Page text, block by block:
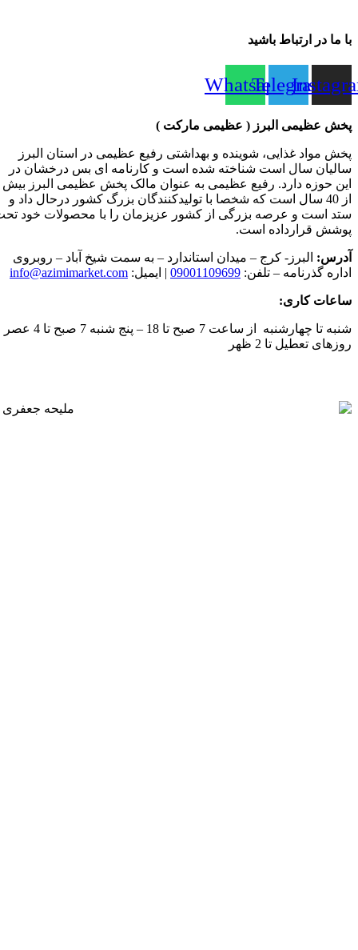
با ما در ارتباط باشید
Telegram
Whatsapp
پخش عظیمی البرز ( عظیمی مارکت )
پخش مواد غذایی، شوینده و بهداشتی رفیع عظیمی در استان البرز
سالیان سال است شناخته شده است و کارنامه ای بس درخشان در
این حوزه دارد. رفیع عظیمی به عنوان مالک پخش عظیمی البرز بیش
از 40 سال است که شخصا با تولیدکنندگان بزرگ کشور درحال داد و
ستد است و عرصه بزرگی از کشور عزیزمان را با محصولات خود
پوشش قرارداده است.
آدرس: البرز- کرج – میدان استاندارد – به سمت شیخ آباد – روبروی
اداره گذرنامه – تلفن: 09001109699 | ایمیل: info@azimimarket.com
ساعات کاری:
شنبه تا چهارشنبه از ساعت 7 صبح تا 18 – پنج شنبه 7
روزهای تعطیل تا 2 ظهر